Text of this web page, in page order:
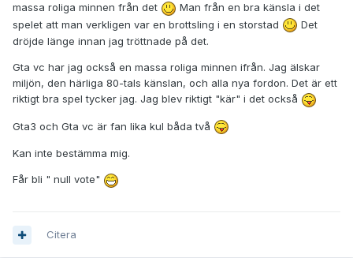
massa roliga minnen från det
Man från en bra känsla i det
spelet att man verkligen var en brottsling i en storstad
Det
dröjde länge innan jag tröttnade på det.
Gta vc har jag också en massa roliga minnen ifrån. Jag älskar
miljön, den härliga 80-tals känslan, och alla nya fordon. Det är ett
riktigt bra spel tycker jag. Jag blev riktigt "kär" i det också
Gta3 och Gta vc är fan lika kul båda två
Kan inte bestämma mig.
Får bli " null vote"
Citera